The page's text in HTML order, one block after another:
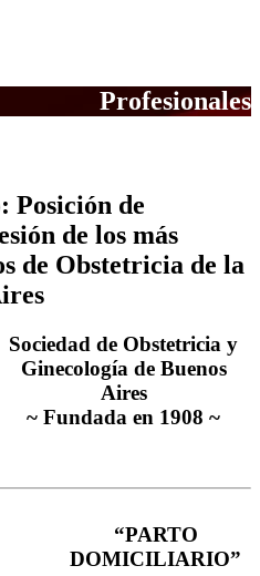
Profesionales
Posición de
de los más
de Obstetricia de la
Sociedad de Obstetricia y
Ginecología de Buenos
Aires
~ Fundada en 1908 ~
“PARTO
DOMICILIARIO”